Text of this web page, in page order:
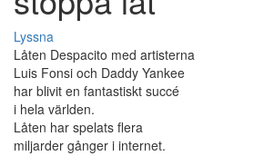
Lyssna
Låten Despacito med artisterna
Luis Fonsi och Daddy Yankee
har blivit en fantastiskt succé
i hela världen.
Låten har spelats flera
miljarder gånger i internet.